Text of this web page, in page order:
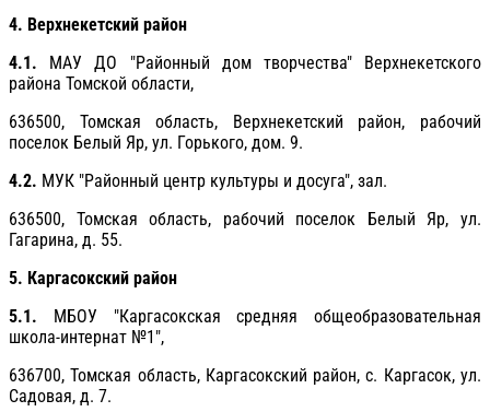
4. Верхнекетский район
4.1. МАУ ДО "Районный дом творчества" Верхнекетского
района Томской области,
636500, Томская область, Верхнекетский район, рабочий
поселок Белый Яр, ул. Горького, дом. 9.
4.2. МУК "Районный центр культуры и досуга", зал.
636500, Томская область, рабочий поселок Белый Яр, ул.
Гагарина, д. 55.
5. Каргасокский район
5.1. МБОУ "Каргасокская средняя общеобразовательная
школа-интернат №1",
636700, Томская область, Каргасокский район, с. Каргасок, ул.
Садовая, д. 7.